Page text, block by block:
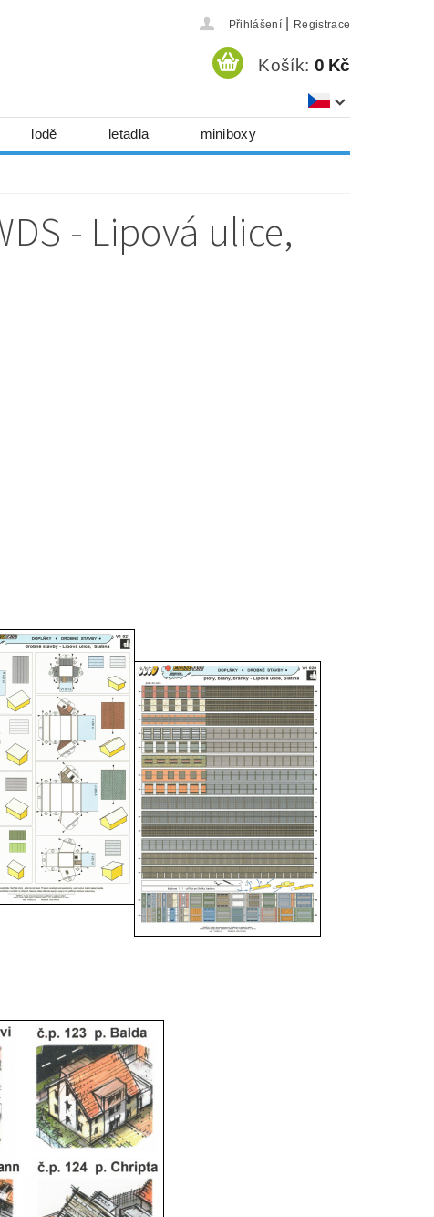
Přihlášení Registrace
Košík: 0 Kč
lodě letadla miniboxy
download série Kontakty
- Lipová ulice,